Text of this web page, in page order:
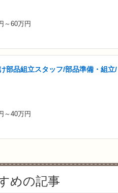
～60万円
部品組立スタッフ/部品準備・組立/
～40万円
めの記事